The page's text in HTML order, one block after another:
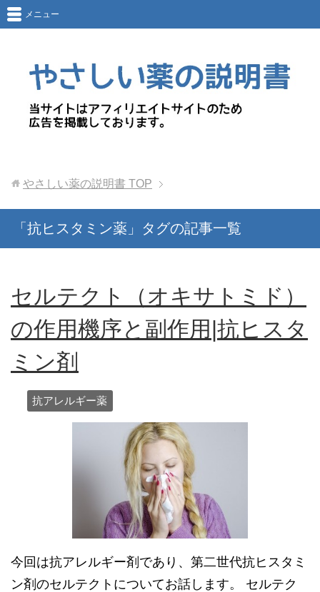
メニュー
やさしい薬の説明書 TOP
「抗ヒスタミン薬」タグの記事一覧
セルテクト（オキサトミド）
の作用機序と副作用|抗ヒスタ
ミン剤
抗アレルギー薬
今回は抗アレルギー剤であり、第二世代抗ヒスタミ
ン剤のセルテクトについてお話します。 セルテク